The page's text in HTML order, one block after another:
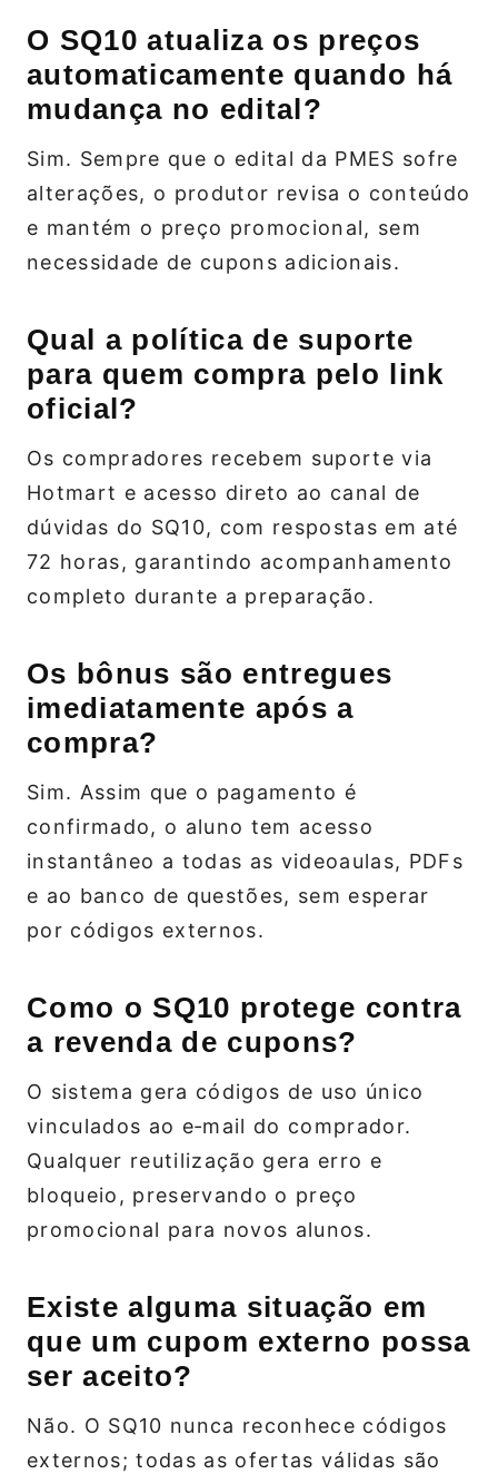
O SQ10 atualiza os preços
automaticamente quando há
mudança no edital?
Sim. Sempre que o edital da PMES sofre
alterações, o produtor revisa o conteúdo
e mantém o preço promocional, sem
necessidade de cupons adicionais.
Qual a política de suporte
para quem compra pelo link
oficial?
Os compradores recebem suporte via
Hotmart e acesso direto ao canal de
dúvidas do SQ10, com respostas em até
72 horas, garantindo acompanhamento
completo durante a preparação.
Os bônus são entregues
imediatamente após a
compra?
Sim. Assim que o pagamento é
confirmado, o aluno tem acesso
instantâneo a todas as videoaulas, PDFs
e ao banco de questões, sem esperar
por códigos externos.
Como o SQ10 protege contra
a revenda de cupons?
O sistema gera códigos de uso único
vinculados ao e‑mail do comprador.
Qualquer reutilização gera erro e
bloqueio, preservando o preço
promocional para novos alunos.
Existe alguma situação em
que um cupom externo possa
ser aceito?
Não. O SQ10 nunca reconhece códigos
externos; todas as ofertas válidas são